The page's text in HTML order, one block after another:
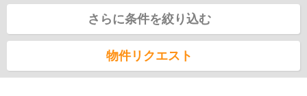
さらに条件を絞り込む
物件リクエスト